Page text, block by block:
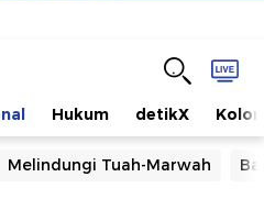
Hukum detikX
Melindungi Tuah-Marwah